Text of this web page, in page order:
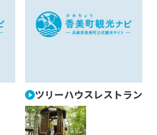
ツリーハウスレストラン